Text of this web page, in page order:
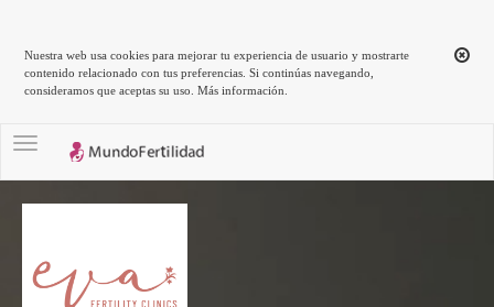
Nuestra web usa cookies para mejorar tu experiencia de usuario y mostrarte
contenido relacionado con tus preferencias. Si continúas navegando,
consideramos que aceptas su uso.Más información
Toggle navigation